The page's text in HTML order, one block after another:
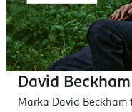
David Beckham
Marka David